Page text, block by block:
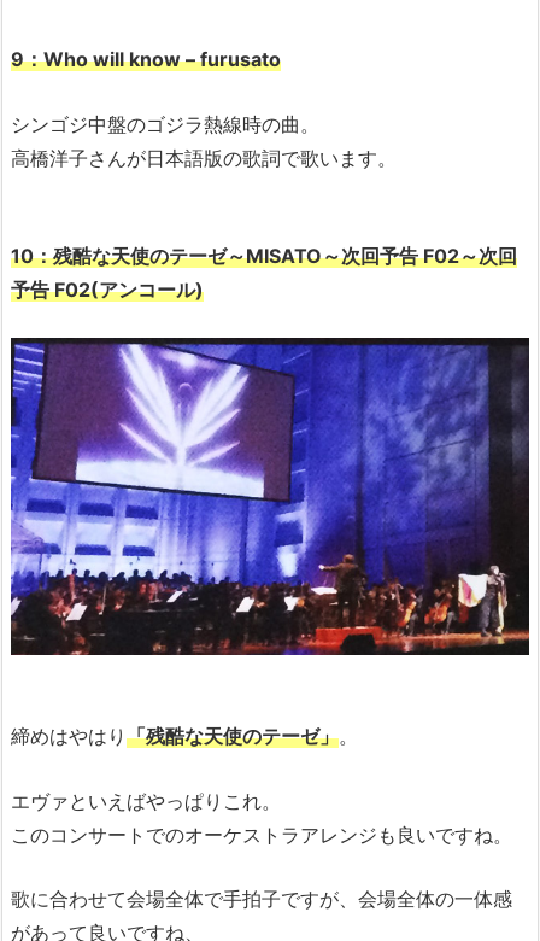
9：Who will know – furusato
シンゴジ中盤のゴジラ熱線時の曲。
高橋洋子さんが日本語版の歌詞で歌います。
10：残酷な天使のテーゼ～MISATO～次回予告 F02～次回
予告 F02(アンコール)
締めはやはり 「残酷な天使のテーゼ」。
エヴァといえばやっぱりこれ。
このコンサートでのオーケストラアレンジも良いですね。
歌に合わせて会場全体で手拍子ですが、会場全体の一体感
があって良いですね、